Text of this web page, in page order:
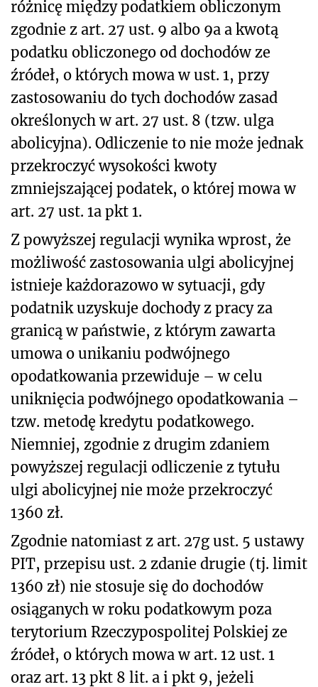
różnicę między podatkiem obliczonym
zgodnie z art. 27 ust. 9 albo 9a a kwotą
podatku obliczonego od dochodów ze
źródeł, o których mowa w ust. 1, przy
zastosowaniu do tych dochodów zasad
określonych w art. 27 ust. 8 (tzw. ulga
abolicyjna). Odliczenie to nie może jednak
przekroczyć wysokości kwoty
zmniejszającej podatek, o której mowa w
art. 27 ust. 1a pkt 1.
Z powyższej regulacji wynika wprost, że
możliwość zastosowania ulgi abolicyjnej
istnieje każdorazowo w sytuacji, gdy
podatnik uzyskuje dochody z pracy za
granicą w państwie, z którym zawarta
umowa o unikaniu podwójnego
opodatkowania przewiduje – w celu
uniknięcia podwójnego opodatkowania –
tzw. metodę kredytu podatkowego.
Niemniej, zgodnie z drugim zdaniem
powyższej regulacji odliczenie z tytułu
ulgi abolicyjnej nie może przekroczyć
1360 zł.
Zgodnie natomiast z art. 27g ust. 5 ustawy
PIT, przepisu ust. 2 zdanie drugie (tj. limit
1360 zł) nie stosuje się do dochodów
osiąganych w roku podatkowym poza
terytorium Rzeczypospolitej Polskiej ze
źródeł, o których mowa w art. 12 ust. 1
oraz art. 13 pkt 8 lit. a i pkt 9, jeżeli